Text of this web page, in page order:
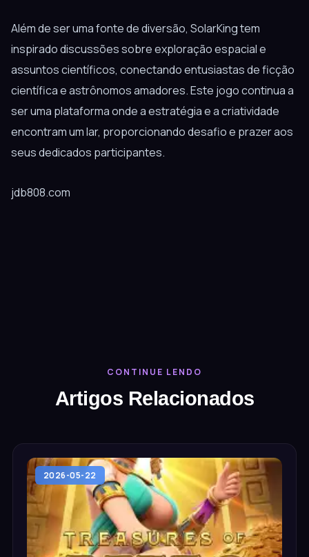
Além de ser uma fonte de diversão, SolarKing tem
inspirado discussões sobre exploração espacial e
assuntos científicos, conectando entusiastas de ficção
científica e astrônomos amadores. Este jogo continua a
ser uma plataforma onde a estratégia e a criatividade
encontram um lar, proporcionando desafio e prazer aos
seus dedicados participantes.
jdb808.com
CONTINUE LENDO
Artigos Relacionados
2026-05-22